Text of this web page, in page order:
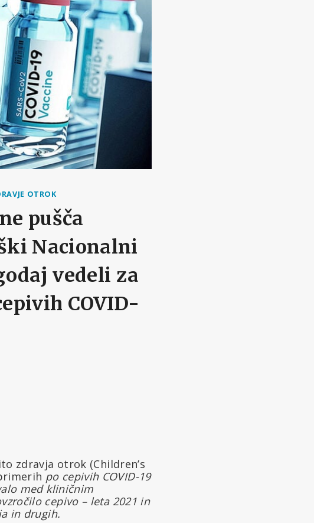
OTROK
pušča
Nacionalni
vedeli za
COVID-
zdravja otrok (Children’s
po cepivih COVID-19
med kliničnim
cepivo – leta 2021 in
in drugih.